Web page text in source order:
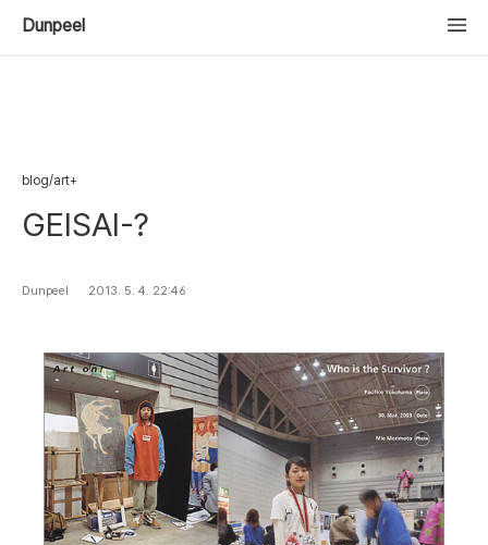
Dunpeel
blog/art+
GEISAI-?
Dunpeel 2013. 5. 4. 22:46